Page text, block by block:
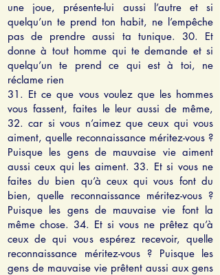
une joue, présente-lui aussi l’autre et si
quelqu’un te prend ton habit, ne l’empêche
pas de prendre aussi ta tunique. 30. Et
donne à tout homme qui te demande et si
quelqu’un te prend ce qui est à toi, ne
réclame rien
31. Et ce que vous voulez que les hommes
vous fassent, faites le leur aussi de même,
32. car si vous n’aimez que ceux qui vous
aiment, quelle reconnaissance méritez-vous ?
Puisque les gens de mauvaise vie aiment
aussi ceux qui les aiment. 33. Et si vous ne
faites du bien qu’à ceux qui vous font du
bien, quelle reconnaissance méritez-vous ?
Puisque les gens de mauvaise vie font la
même chose. 34. Et si vous ne prêtez qu’à
ceux de qui vous espérez recevoir, quelle
reconnaissance méritez-vous ? Puisque les
gens de mauvaise vie prêtent aussi aux gens